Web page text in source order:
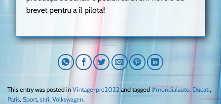
brevet pentru a îl pilota!
This entry was posted in Vintage-pre2022 and tagged #mondialauto, Ducati,
Paris, Sport, stiri, Volkswagen.